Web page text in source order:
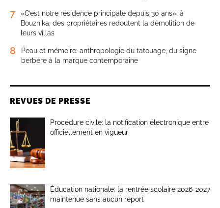
7
«C’est notre résidence principale depuis 30 ans»: à
Bouznika, des propriétaires redoutent la démolition de
leurs villas
8
Peau et mémoire: anthropologie du tatouage, du signe
berbère à la marque contemporaine
REVUES DE PRESSE
Procédure civile: la notification électronique entre
officiellement en vigueur
Éducation nationale: la rentrée scolaire 2026-2027
maintenue sans aucun report